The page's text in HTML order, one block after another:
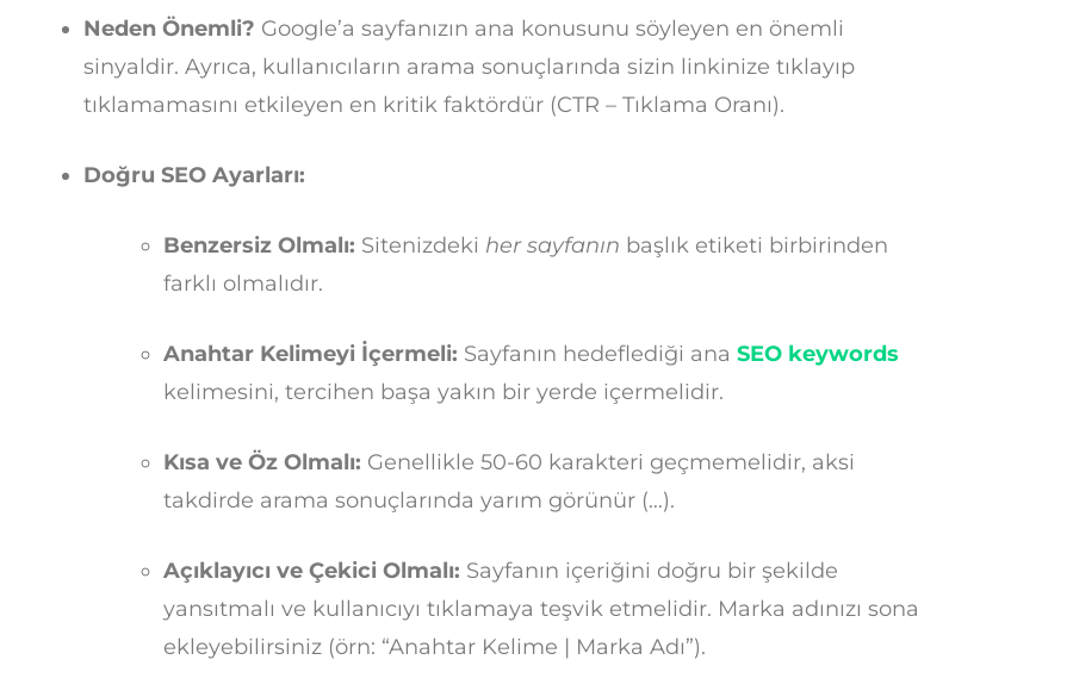
Neden Önemli? Google’a sayfanızın ana konusunu söyleyen en önemli
sinyaldir. Ayrıca, kullanıcıların arama sonuçlarında sizin linkinize tıklayıp
tıklamamasını etkileyen en kritik faktördür (CTR – Tıklama Oranı).
Doğru SEO Ayarları:
Benzersiz Olmalı: Sitenizdeki her sayfanın başlık etiketi birbirinden
farklı olmalıdır.
Anahtar Kelimeyi İçermeli: Sayfanın hedeflediği ana SEO keywords
kelimesini, tercihen başa yakın bir yerde içermelidir.
Kısa ve Öz Olmalı: Genellikle 50-60 karakteri geçmemelidir, aksi
takdirde arama sonuçlarında yarım görünür (…).
Açıklayıcı ve Çekici Olmalı: Sayfanın içeriğini doğru bir şekilde
yansıtmalı ve kullanıcıyı tıklamaya teşvik etmelidir. Marka adınızı sona
ekleyebilirsiniz (örn: “Anahtar Kelime | Marka Adı”).